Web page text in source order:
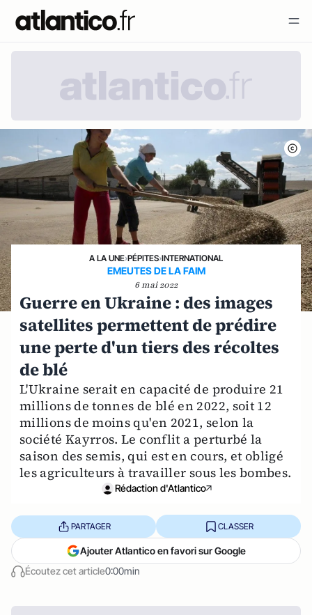
A LA UNE›PÉPITES›INTERNATIONAL
EMEUTES DE LA FAIM
6 mai 2022
Guerre en Ukraine : des images
satellites permettent de prédire
une perte d'un tiers des récoltes
de blé
L'Ukraine serait en capacité de produire 21
millions de tonnes de blé en 2022, soit 12
millions de moins qu'en 2021, selon la
société Kayrros. Le conflit a perturbé la
saison des semis, qui est en cours, et obligé
les agriculteurs à travailler sous les bombes.
Rédaction d'Atlantico
Écoutez cet article0:00min
PARTAGER CLASSER
Ajouter Atlantico en favori sur Google